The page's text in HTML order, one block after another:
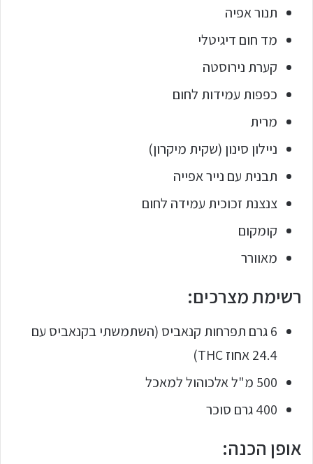
תנור אפיה
מד חום דיגיטלי
קערת נירוסטה
כפפות עמידות לחום
מרית
ניילון סינון (שקית מיקרון)
תבנית עם נייר אפייה
צנצנת זכוכית עמידה לחום
קומקום
מאוורר
רשימת מצרכים:
6 גרם תפרחות קנאביס (השתמשתי בקנאביס עם
24.4 אחוז THC)
500 מ"ל אלכוהול למאכל
400 גרם סוכר
אופן הכנה: